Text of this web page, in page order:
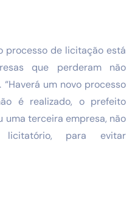
processo de licitação está
que perderam não
um novo processo
é realizado, o prefeito
uma terceira empresa, não
licitatório, para evitar